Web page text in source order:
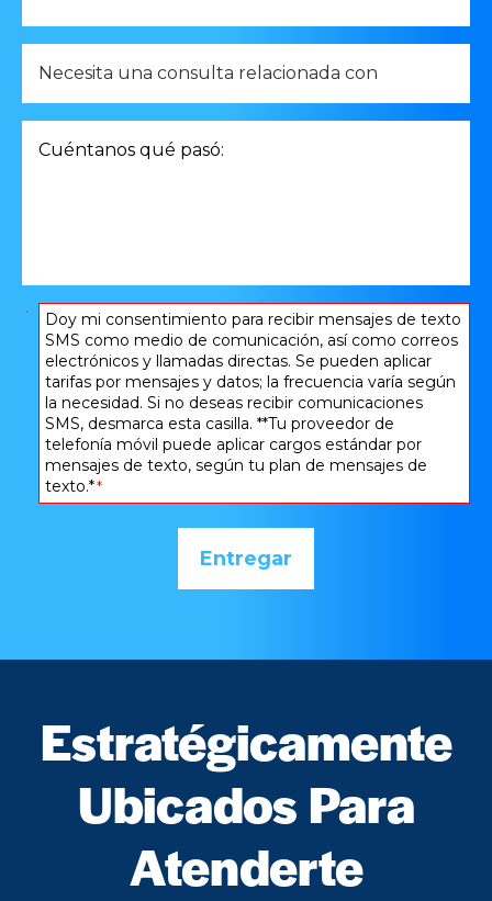
una
consulta
relacionada
con
qué
Consentir
Doy mi consentimiento para recibir mensajes de texto
SMS como medio de comunicación, así como correos
electrónicos y llamadas directas. Se pueden aplicar
tarifas por mensajes y datos; la frecuencia varía según
la necesidad. Si no deseas recibir comunicaciones
SMS, desmarca esta casilla. **Tu proveedor de
telefonía móvil puede aplicar cargos estándar por
mensajes de texto, según tu plan de mensajes de
texto.**
Estratégicamente
Ubicados Para
Atenderte